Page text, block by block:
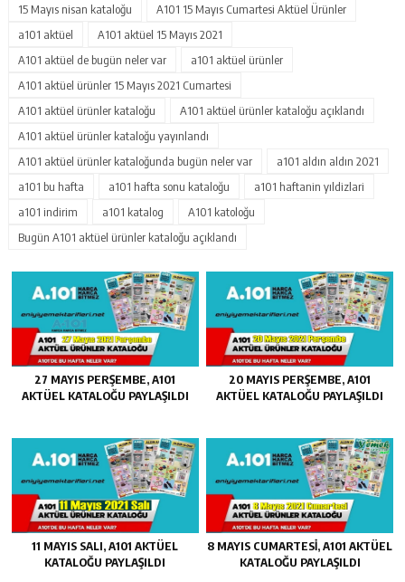
15 Mayıs nisan kataloğu
A101 15 Mayıs Cumartesi Aktüel Ürünler
a101 aktüel
A101 aktüel 15 Mayıs 2021
A101 aktüel de bugün neler var
a101 aktüel ürünler
A101 aktüel ürünler 15 Mayıs 2021 Cumartesi
A101 aktüel ürünler kataloğu
A101 aktüel ürünler kataloğu açıklandı
A101 aktüel ürünler kataloğu yayınlandı
A101 aktüel ürünler kataloğunda bugün neler var
a101 aldın aldın 2021
a101 bu hafta
a101 hafta sonu kataloğu
a101 haftanin yıldizlari
a101 indirim
a101 katalog
A101 katoloğu
Bugün A101 aktüel ürünler kataloğu açıklandı
27 MAYIS PERŞEMBE, A101
AKTÜEL KATALOĞU PAYLAŞILDI
20 MAYIS PERŞEMBE, A101
AKTÜEL KATALOĞU PAYLAŞILDI
11 MAYIS SALI, A101 AKTÜEL
KATALOĞU PAYLAŞILDI
8 MAYIS CUMARTESI, A101 AKTÜEL
KATALOĞU PAYLAŞILDI